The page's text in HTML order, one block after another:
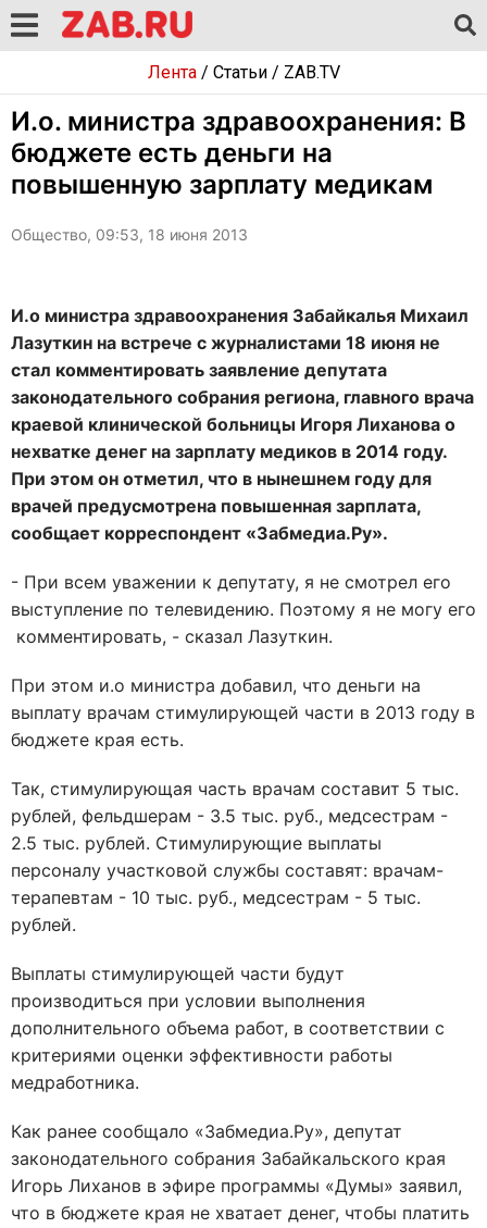
Лента/ Статьи/ ZAB.TV
И.о. министра здравоохранения: В
бюджете есть деньги на
повышенную зарплату медикам
Общество, 09:53, 18 июня 2013
И.о министра здравоохранения Забайкалья Михаил
Лазуткин на встрече с журналистами 18 июня не
стал комментировать заявление депутата
законодательного собрания региона, главного врача
краевой клинической больницы Игоря Лиханова о
нехватке денег на зарплату медиков в 2014 году.
При этом он отметил, что в нынешнем году для
врачей предусмотрена повышенная зарплата,
сообщает корреспондент «Забмедиа.Ру».
- При всем уважении к депутату, я не смотрел его
выступление по телевидению. Поэтому я не могу его
комментировать, - сказал Лазуткин.
При этом и.о министра добавил, что деньги на
выплату врачам стимулирующей части в 2013 году в
бюджете края есть.
Так, стимулирующая часть врачам составит 5 тыс.
рублей, фельдшерам - 3.5 тыс. руб., медсестрам -
2.5 тыс. рублей. Стимулирующие выплаты
персоналу участковой службы составят: врачам-
терапевтам - 10 тыс. руб., медсестрам - 5 тыс.
рублей.
Выплаты стимулирующей части будут
производиться при условии выполнения
дополнительного объема работ, в соответствии с
критериями оценки эффективности работы
медработника.
Как ранее сообщало «Забмедиа.Ру», депутат
законодательного собрания Забайкальского края
Игорь Лиханов в эфире программы «Думы» заявил,
что в бюджете края не хватает денег, чтобы платить